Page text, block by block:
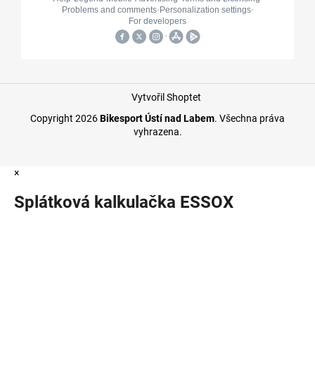
Vytvořil Shoptet
Copyright 2026Bikesport Ústí nad Labem. Všechna práva
vyhrazena.
×
Splátková kalkulačka ESSOX